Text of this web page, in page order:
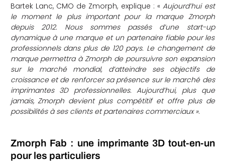
Bartek Lanc, CMO de Zmorph, explique :«Aujourd’hui est
le moment le plus important pour la marque Zmorph
depuis 2012. Nous sommes passés d’une start-up
dynamique à une marque et un partenaire fiable pour les
professionnels dans plus de 120 pays. Le changement de
marque permettra à Zmorph de poursuivre son expansion
sur le marché mondial, d’atteindre ses objectifs de
croissance et de renforcer sa présence sur le marché des
imprimantes 3D professionnelles. Aujourd’hui, plus que
jamais, Zmorph devient plus compétitif et offre plus de
possibilités à ses clients et partenaires commerciaux ».
Zmorph Fab : une imprimante 3D tout-en-un
pour les particuliers